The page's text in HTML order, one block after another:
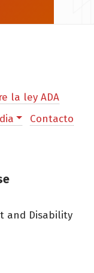
la ley ADA
Contacto
and Disability